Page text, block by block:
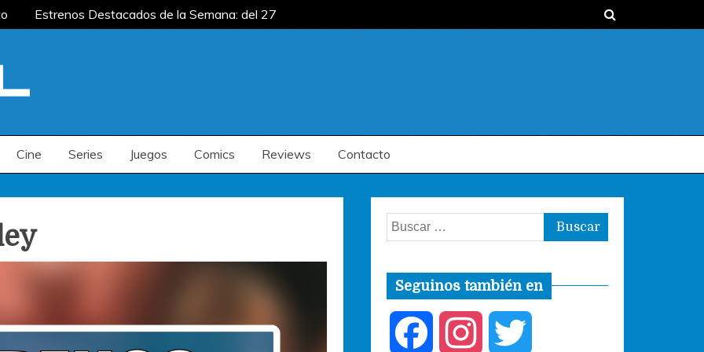
Estrenos Destacados de la Semana: del 27
Cine Series Juegos Comics Reviews Contacto
Buscar:
Seguinos también en